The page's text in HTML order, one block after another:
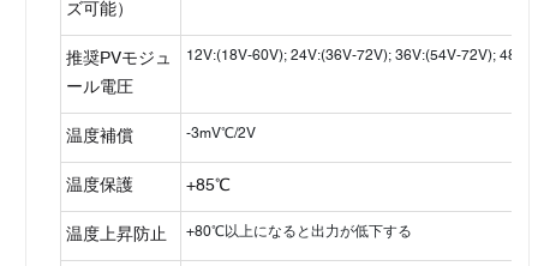
ズ可能）
推奨PVモジュ
ール電圧
12V:(18V-60V); 24V:(36V-72V); 36V:(54V-72V);
温度補償 -3mV℃/2V
温度保護 +85℃
温度上昇防止 +80℃以上になると出力が低下する